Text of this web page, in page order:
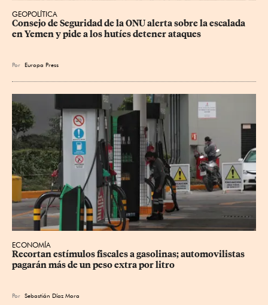
GEOPOLÍTICA
Consejo de Seguridad de la ONU alerta sobre la escalada
en Yemen y pide a los hutíes detener ataques
Por Europa Press
ECONOMÍA
Recortan estímulos fiscales a gasolinas; automovilistas
pagarán más de un peso extra por litro
Por Sebastián Díaz Mora